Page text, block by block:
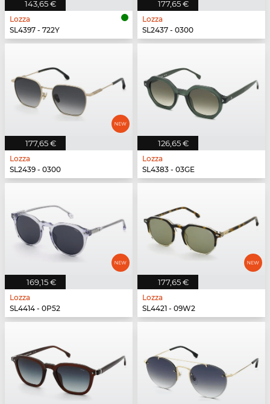
143,65 €
Lozza
SL4397 - 722Y
177,65 €
Lozza
SL2437 - 0300
177,65 €
Lozza
SL2439 - 0300
126,65 €
Lozza
SL4383 - 03GE
169,15 €
Lozza
SL4414 - 0P52
177,65 €
Lozza
SL4421 - 09W2